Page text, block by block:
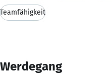
Teamfähigkeit
Werdegang